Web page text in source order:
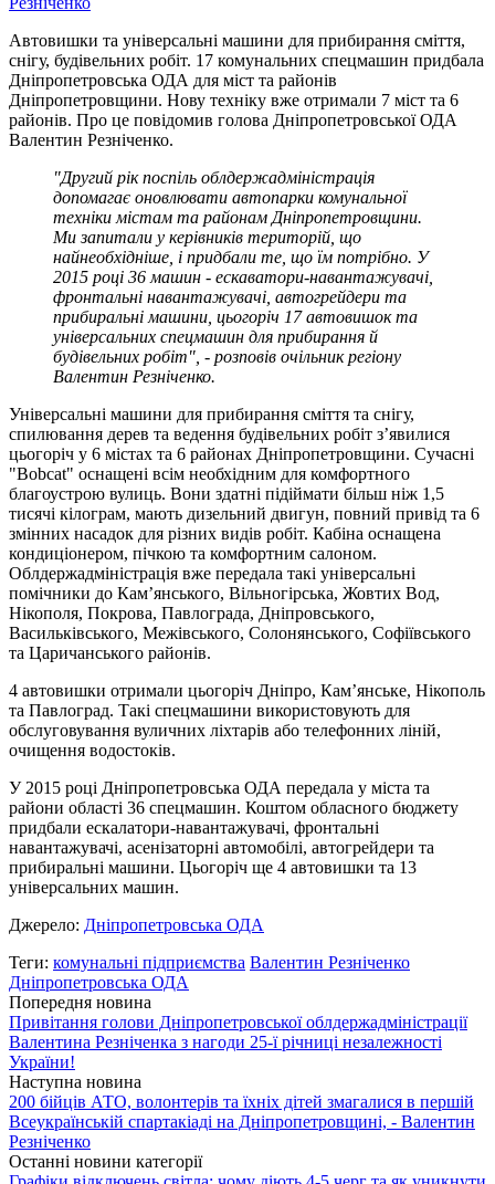
Автовишки та універсальні машини для прибирання сміття,
снігу, будівельних робіт. 17 комунальних спецмашин придбала
Дніпропетровська ОДА для міст та районів
Дніпропетровщини. Нову техніку вже отримали 7 міст та 6
районів. Про це повідомив голова Дніпропетровської ОДА
Валентин Резніченко.
"Другий рік поспіль облдержадміністрація
допомагає оновлювати автопарки комунальної
техніки містам та районам Дніпропетровщини.
Ми запитали у керівників територій, що
найнеобхідніше, і придбали те, що їм потрібно. У
2015 році 36 машин - ескаватори-навантажувачі,
фронтальні навантажувачі, автогрейдери та
прибиральні машини, цьогоріч 17 автовишок та
універсальних спецмашин для прибирання й
будівельних робіт", - розповів очільник регіону
Валентин Резніченко.
Універсальні машини для прибирання сміття та снігу,
спилювання дерев та ведення будівельних робіт з’явилися
цьогоріч у 6 містах та 6 районах Дніпропетровщини. Сучасні
"Bobcat" оснащені всім необхідним для комфортного
благоустрою вулиць. Вони здатні підіймати більш ніж 1,5
тисячі кілограм, мають дизельний двигун, повний привід та 6
змінних насадок для різних видів робіт. Кабіна оснащена
кондиціонером, пічкою та комфортним салоном.
Облдержадміністрація вже передала такі універсальні
помічники до Кам’янського, Вільногірська, Жовтих Вод,
Нікополя, Покрова, Павлограда, Дніпровського,
Васильківського, Межівського, Солонянського, Софіївського
та Царичанського районів.
4 автовишки отримали цьогоріч Дніпро, Кам’янське, Нікополь
та Павлоград. Такі спецмашини використовують для
обслуговування вуличних ліхтарів або телефонних ліній,
очищення водостоків.
У 2015 році Дніпропетровська ОДА передала у міста та
райони області 36 спецмашин. Коштом обласного бюджету
придбали ескалатори-навантажувачі, фронтальні
навантажувачі, асенізаторні автомобілі, автогрейдери та
прибиральні машини. Цьогоріч ще 4 автовишки та 13
універсальних машин.
Джерело: Дніпропетровська ОДА
Теги: комунальні підприємства Валентин Резніченко
Дніпропетровська ОДА
Попередня новина
Привітання голови Дніпропетровської облдержадміністрації
Валентина Резніченка з нагоди 25-ї річниці незалежності
України!
Наступна новина
200 бійців АТО, волонтерів та їхніх дітей змагалися в першій
Всеукраїнській спартакіаді на Дніпропетровщині, - Валентин
Резніченко
Останні новини категорії